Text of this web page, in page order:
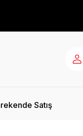
Satış